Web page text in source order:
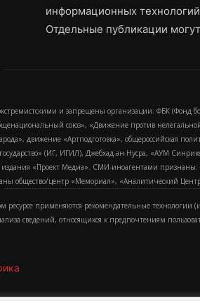
информационных
Отдельные публикации
и запрещены организации: ФБК (Фонд
союз», «Движение против
движение «Артподготовка», общероссийская
государство» (ИГ, ИГИЛ), Джебхад-ан-Нусра, «АУМ
«Проект Медиа». СМИ-иноагентами
общество/центр «Мемориал», «Аналитический
применяются рекомендательные технологии
сведений, относящихся к предпочтениям